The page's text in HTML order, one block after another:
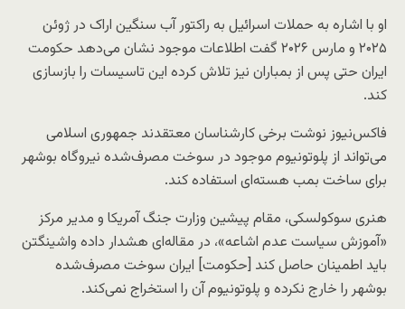
او با اشاره به حملات اسرائیل به راکتور آب سنگین اراک در ژوئن
۲۰۲۵ و مارس ۲۰۲۶ گفت اطلاعات موجود نشان می‌دهد حکومت
ایران حتی پس از بمباران نیز تلاش کرده این تاسیسات را بازسازی
کند.
فاکس‌نیوز نوشت برخی کارشناسان معتقدند جمهوری اسلامی
می‌تواند از پلوتونیوم موجود در سوخت مصرف‌شده نیروگاه بوشهر
برای ساخت بمب هسته‌ای استفاده کند.
هنری سوکولسکی، مقام پیشین وزارت جنگ آمریکا و مدیر مرکز
«آموزش سیاست عدم اشاعه»، در مقاله‌ای هشدار داده واشینگتن
باید اطمینان حاصل کند [حکومت] ایران سوخت مصرف‌شده
بوشهر را خارج نکرده و پلوتونیوم آن را استخراج نمی‌کند.